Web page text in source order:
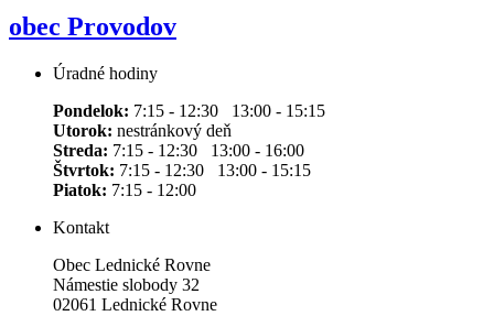
obec Provodov
Úradné hodiny
Pondelok: 7:15 - 12:30 13:00 - 15:15
Utorok: nestránkový deň
Streda: 7:15 - 12:30 13:00 - 16:00
Štvrtok: 7:15 - 12:30 13:00 - 15:15
Piatok: 7:15 - 12:00
Kontakt
Obec Lednické Rovne
Námestie slobody 32
02061 Lednické Rovne